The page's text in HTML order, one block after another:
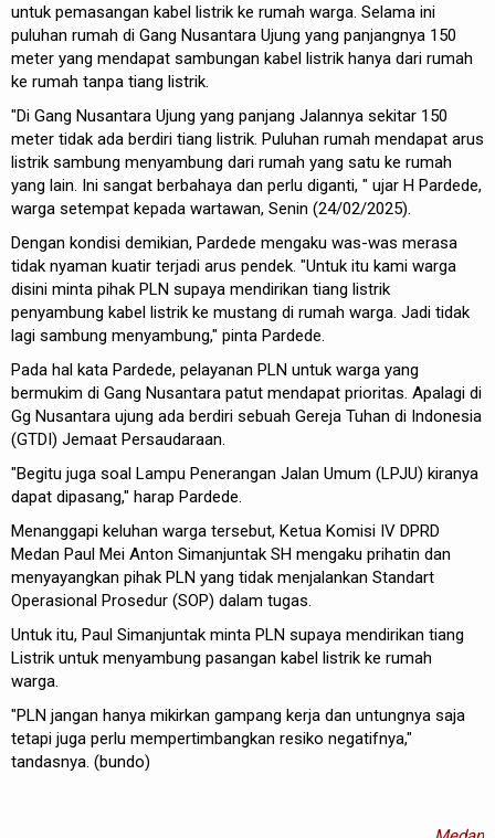
untuk pemasangan kabel listrik ke rumah warga. Selama ini
puluhan rumah di Gang Nusantara Ujung yang panjangnya 150
meter yang mendapat sambungan kabel listrik hanya dari rumah
ke rumah tanpa tiang listrik.
"Di Gang Nusantara Ujung yang panjang Jalannya sekitar 150
meter tidak ada berdiri tiang listrik. Puluhan rumah mendapat arus
listrik sambung menyambung dari rumah yang satu ke rumah
yang lain. Ini sangat berbahaya dan perlu diganti, " ujar H Pardede,
warga setempat kepada wartawan, Senin (24/02/2025).
Dengan kondisi demikian, Pardede mengaku was-was merasa
tidak nyaman kuatir terjadi arus pendek. "Untuk itu kami warga
disini minta pihak PLN supaya mendirikan tiang listrik
penyambung kabel listrik ke mustang di rumah warga. Jadi tidak
lagi sambung menyambung," pinta Pardede.
Pada hal kata Pardede, pelayanan PLN untuk warga yang
bermukim di Gang Nusantara patut mendapat prioritas. Apalagi di
Gg Nusantara ujung ada berdiri sebuah Gereja Tuhan di Indonesia
(GTDI) Jemaat Persaudaraan.
"Begitu juga soal Lampu Penerangan Jalan Umum (LPJU) kiranya
dapat dipasang," harap Pardede.
Menanggapi keluhan warga tersebut, Ketua Komisi IV DPRD
Medan Paul Mei Anton Simanjuntak SH mengaku prihatin dan
menyayangkan pihak PLN yang tidak menjalankan Standart
Operasional Prosedur (SOP) dalam tugas.
Untuk itu, Paul Simanjuntak minta PLN supaya mendirikan tiang
Listrik untuk menyambung pasangan kabel listrik ke rumah
warga.
"PLN jangan hanya mikirkan gampang kerja dan untungnya saja
tetapi juga perlu mempertimbangkan resiko negatifnya,"
tandasnya. (bundo)